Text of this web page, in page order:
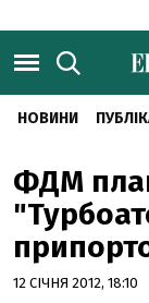
НОВИНИ
ФДМ
12 СІЧНЯ 2012, 18:10